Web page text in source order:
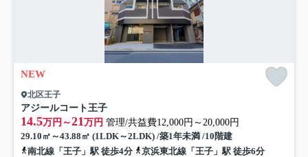
NEW
北区王子
アジールコート王子
14.5万円～21 万円 管理/共益費12,000円～20,000円
29.10㎡～43.88㎡ (1LDK～2LDK) /築1年未満 /10階建
南北線「王子」駅 徒歩4分
京浜東北線「王子」駅 徒歩6分